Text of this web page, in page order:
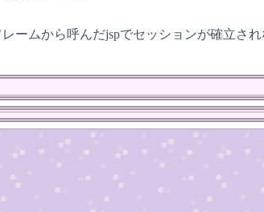
ームから呼んだjspでセッションが確立さ